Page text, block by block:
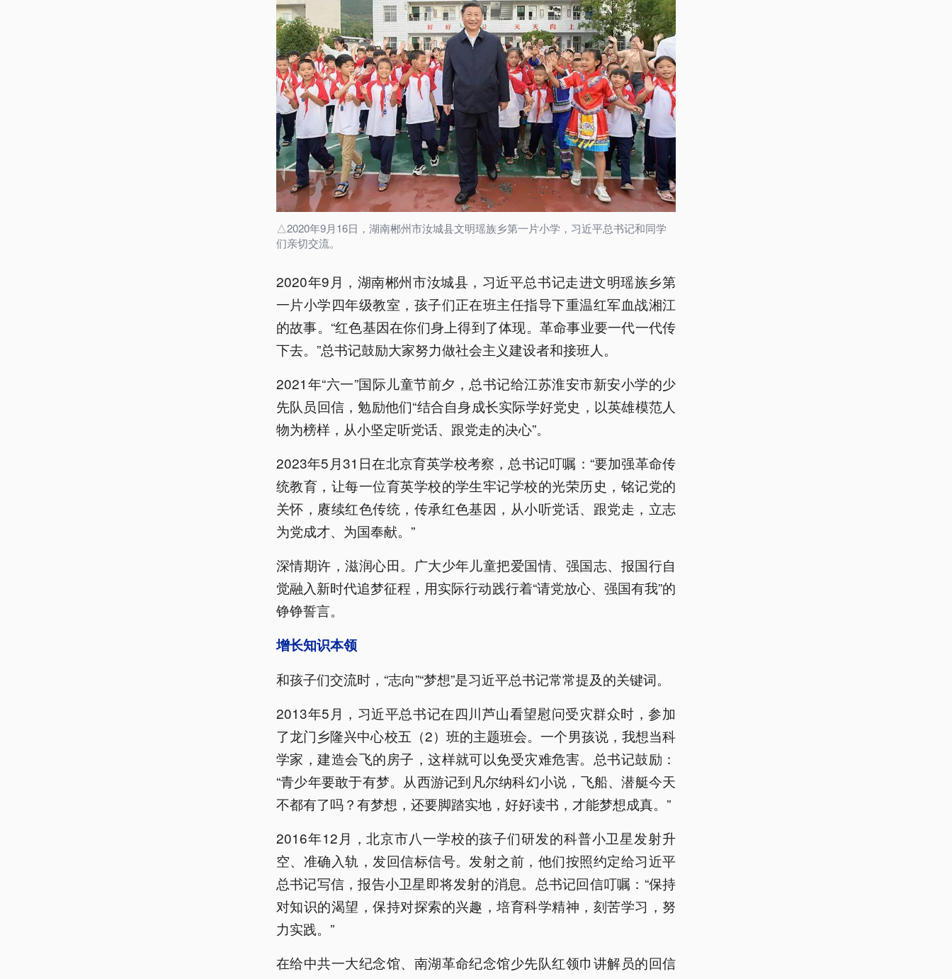
△2020年9月16日，湖南郴州市汝城县文明瑶族乡第一片小学，习近平总书记和同学
们亲切交流。
2020年9月，湖南郴州市汝城县，习近平总书记走进文明瑶族乡第
一片小学四年级教室，孩子们正在班主任指导下重温红军血战湘江
的故事。“红色基因在你们身上得到了体现。革命事业要一代一代传
下去。”总书记鼓励大家努力做社会主义建设者和接班人。
2021年“六一”国际儿童节前夕，总书记给江苏淮安市新安小学的少
先队员回信，勉励他们“结合自身成长实际学好党史，以英雄模范人
物为榜样，从小坚定听党话、跟党走的决心”。
2023年5月31日在北京育英学校考察，总书记叮嘱：“要加强革命传
统教育，让每一位育英学校的学生牢记学校的光荣历史，铭记党的
关怀，赓续红色传统，传承红色基因，从小听党话、跟党走，立志
为党成才、为国奉献。”
深情期许，滋润心田。广大少年儿童把爱国情、强国志、报国行自
觉融入新时代追梦征程，用实际行动践行着“请党放心、强国有我”的
铮铮誓言。
增长知识本领
和孩子们交流时，“志向”“梦想”是习近平总书记常常提及的关键词。
2013年5月，习近平总书记在四川芦山看望慰问受灾群众时，参加
了龙门乡隆兴中心校五（2）班的主题班会。一个男孩说，我想当科
学家，建造会飞的房子，这样就可以免受灾难危害。总书记鼓励：
“青少年要敢于有梦。从西游记到凡尔纳科幻小说，飞船、潜艇今天
不都有了吗？有梦想，还要脚踏实地，好好读书，才能梦想成真。”
2016年12月，北京市八一学校的孩子们研发的科普小卫星发射升
空、准确入轨，发回信标信号。发射之前，他们按照约定给习近平
总书记写信，报告小卫星即将发射的消息。总书记回信叮嘱：“保持
对知识的渴望，保持对探索的兴趣，培育科学精神，刻苦学习，努
力实践。”
在给中共一大纪念馆、南湖革命纪念馆少先队红领巾讲解员的回信